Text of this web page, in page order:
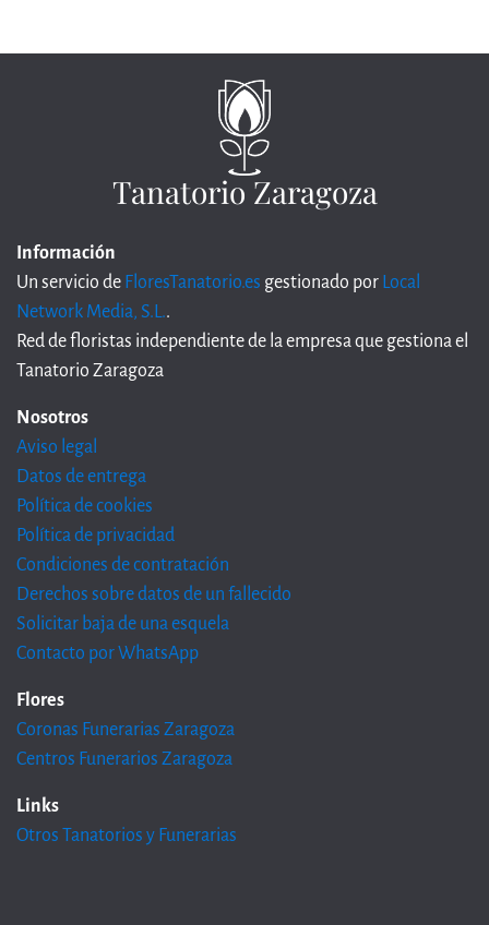
Tanatorio Zaragoza
Información
Un servicio de FloresTanatorio.es gestionado por Local
Network Media, S.L..
Red de floristas independiente de la empresa que gestiona el
Tanatorio Zaragoza
Nosotros
Aviso legal
Datos de entrega
Política de cookies
Política de privacidad
Condiciones de contratación
Derechos sobre datos de un fallecido
Solicitar baja de una esquela
Contacto por WhatsApp
Flores
Coronas Funerarias Zaragoza
Centros Funerarios Zaragoza
Links
Otros Tanatorios y Funerarias